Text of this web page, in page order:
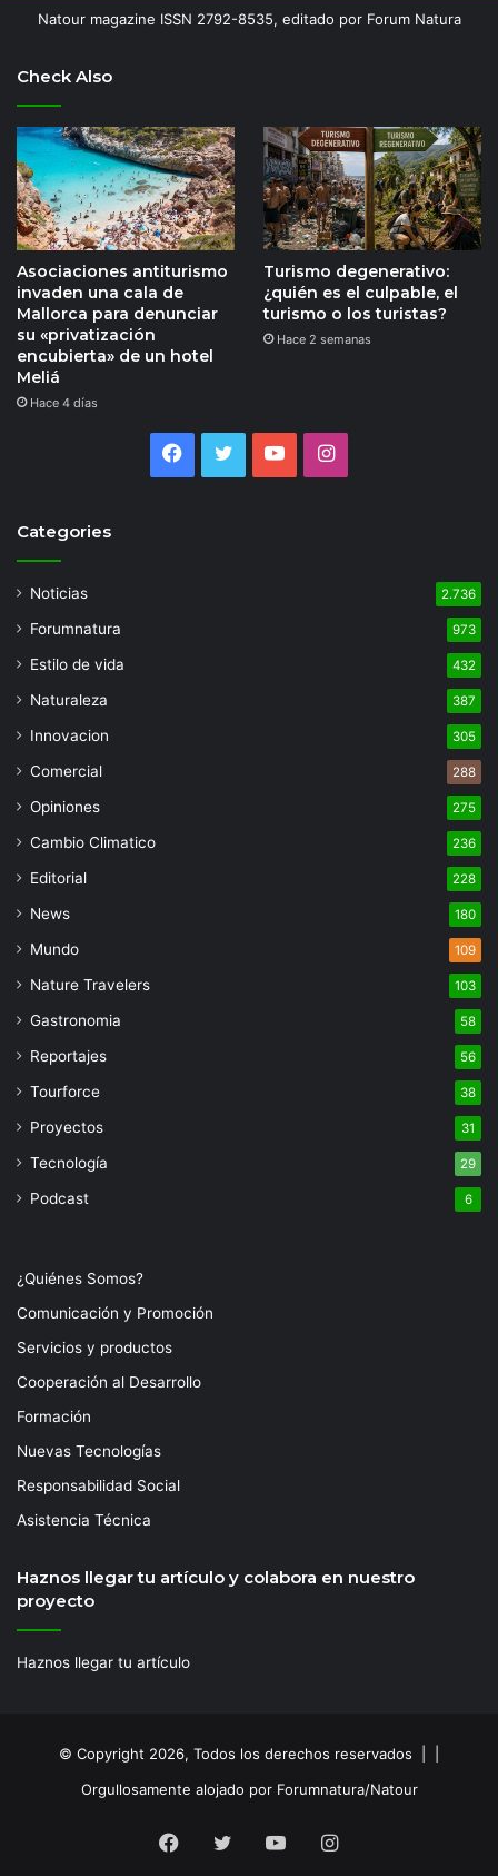
Natour magazine ISSN 2792-8535, editado por Forum Natura
Check Also
Asociaciones antiturismo
invaden una cala de
Mallorca para denunciar
su «privatización
encubierta» de un hotel
Meliá
Hace 4 días
Turismo degenerativo:
¿quién es el culpable, el
turismo o los turistas?
Hace 2 semanas
Facebook
TwitterYouTubeInstagram
Categories
Noticias 2.736
Forumnatura 973
Estilo de vida 432
Naturaleza 387
Innovacion 305
Comercial 288
Opiniones 275
Cambio Climatico 236
Editorial 228
News 180
Mundo 109
Nature Travelers 103
Gastronomia 58
Reportajes 56
Tourforce 38
Proyectos 31
Tecnología 29
Podcast 6
¿Quiénes Somos?
Comunicación y Promoción
Servicios y productos
Cooperación al Desarrollo
Formación
Nuevas Tecnologías
Responsabilidad Social
Asistencia Técnica
Haznos llegar tu artículo y colabora en nuestro
proyecto
Haznos llegar tu artículo
© Copyright 2026, Todos los derechos reservados | |
Orgullosamente alojado por Forumnatura/Natour
Facebook
TwitterYouTubeInstagram